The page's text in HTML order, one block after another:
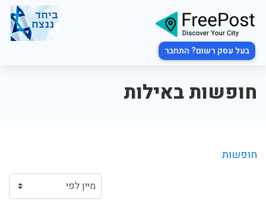
בעל עסק רשום? התחבר
חופשות באילות
חופשות